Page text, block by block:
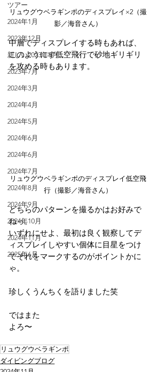
ツアー
2024年1月
2023年12月
新しい2023年6月
2023年7月
2024年3月
2024年4月
2024年5月
2024年6月
2024年6月
2024年7月
2024年8月
2024年9月
2024年10月
2024年11月
2025年6月
リュウグウベラギンポのディスプレイ×2（撮
影／海音さん）
中層でディスプレイする時もあれば、
このようにす低空飛行で砂地ギリギリ
を攻める時もあります。
リュウグウベラギンポのディスプレイ低空飛
行（撮影／海音さん）
どちらのパターンを撮るかはお好みで
ねっ。
いずれにせよ、最初は良く観察してデ
ィスプレイしやすい個体に目星をつけ
てそれをマークするのがポイントかに
ゃ。
珍しくうんちくを語りました笑
ではまた
よろ〜
リュウグウベラギンポ
ダイビングブログ